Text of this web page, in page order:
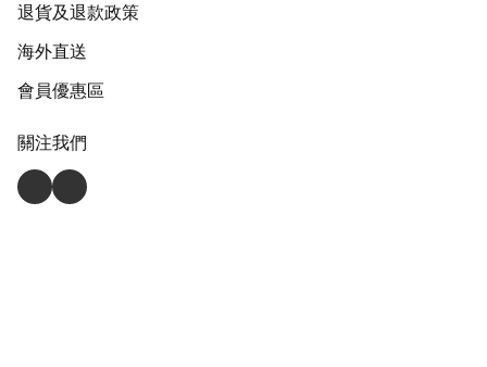
退貨及退款政策
海外直送
會員優惠區
關注我們